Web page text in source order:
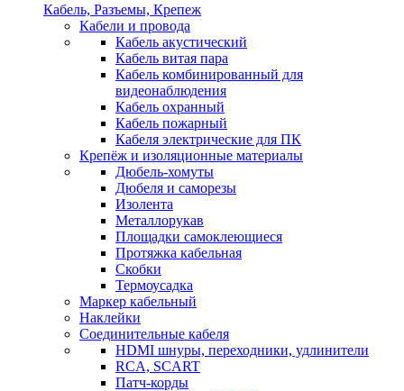
Кабель, Разъемы, Крепеж
Кабели и провода
Кабель акустический
Кабель витая пара
Кабель комбинированный для
видеонаблюдения
Кабель охранный
Кабель пожарный
Кабеля электрические для ПК
Крепёж и изоляционные материалы
Дюбель-хомуты
Дюбеля и саморезы
Изолента
Металлорукав
Площадки самоклеющиеся
Протяжка кабельная
Скобки
Термоусадка
Маркер кабельный
Наклейки
Соединительные кабеля
HDMI шнуры, переходники, удлинители
RCA, SCART
Патч-корды